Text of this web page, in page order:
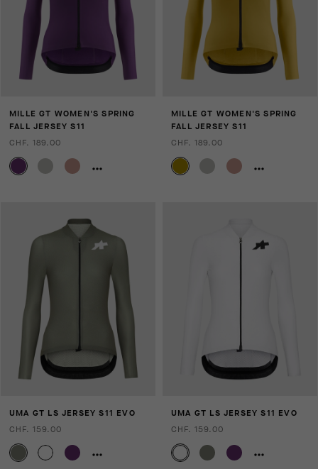
MILLE GT WOMEN'S SPRING
FALL JERSEY S11
CHF. 189.00
MILLE GT WOMEN'S SPRING
FALL JERSEY S11
CHF. 189.00
UMA GT LS JERSEY S11 EVO
CHF. 159.00
UMA GT LS JERSEY S11 EVO
CHF. 159.00